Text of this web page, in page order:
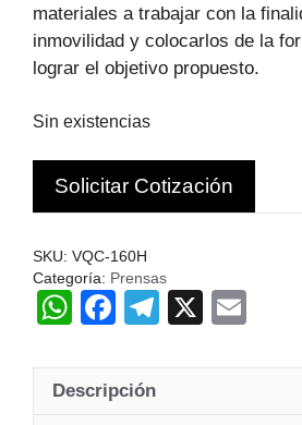
$4.813.092.
materiales a trabajar con la
inmovilidad y colocarlos de la
lograr el objetivo propuesto.
Sin existencias
Solicitar Cotización
SKU: VQC-160H
Categoría: Prensas
W
at
F
c
T
e
X
ail
Descripción